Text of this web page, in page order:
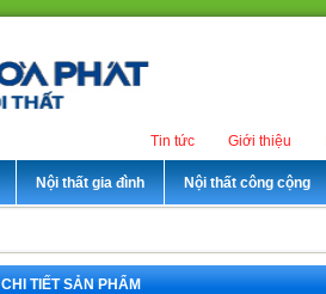
Giới thiệu
Tin tức
Nội thất gia đình Nội thất công cộng
CHI TIẾT SẢN PHẨM